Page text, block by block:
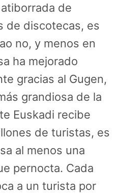
de
de discotecas, es
no, y menos en
ha mejorado
gracias al Gugen,
grandiosa de la
Euskadi recibe
de turistas, es
al menos una
pernocta. Cada
a un turista por